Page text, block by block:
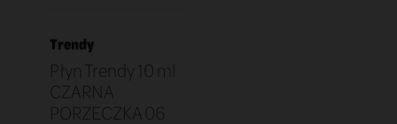
Trendy
Płyn Trendy 10 ml
CZARNA
PORZECZKA 06